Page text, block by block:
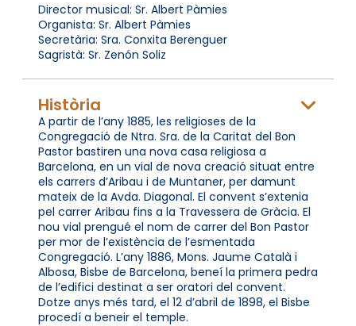
Director musical: Sr. Albert Pàmies
Organista: Sr. Albert Pàmies
Secretària: Sra. Conxita Berenguer
Sagristà: Sr. Zenón Soliz
Història
A partir de l’any 1885, les religioses de la
Congregació de Ntra. Sra. de la Caritat del Bon
Pastor bastiren una nova casa religiosa a
Barcelona, en un vial de nova creació situat entre
els carrers d’Aribau i de Muntaner, per damunt
mateix de la Avda. Diagonal. El convent s’extenia
pel carrer Aribau fins a la Travessera de Gràcia. El
nou vial prengué el nom de carrer del Bon Pastor
per mor de l’existència de l’esmentada
Congregació. L’any 1886, Mons. Jaume Català i
Albosa, Bisbe de Barcelona, beneí la primera pedra
de l’edifici destinat a ser oratori del convent.
Dotze anys més tard, el 12 d’abril de 1898, el Bisbe
procedí a beneir el temple.